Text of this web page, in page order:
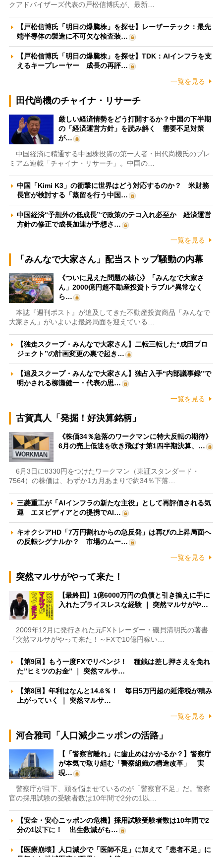
クアドバイザーズ代表の戸松信博氏が、最新…
【戸松信博氏「明日の爆騰株」を探せ】レーザーテック：最先
端半導体の製造に不可欠な検査装…
【戸松信博氏「明日の爆騰株」を探せ】TDK：AIインフラを支
えるキープレーヤー 成長の再評…
一覧を見る
田代尚機のチャイナ・リサーチ
厳しい経済情勢をどう打開するか？中国の下半期
の「経済運営方針」を読み解く 需要不足対策
が…
中国経済に精通する中国株投資の第一人者・田代尚機氏のプレ
ミアム連載「チャイナ・リサーチ」。中国の…
中国「Kimi K3」の衝撃に世界はどう対応するのか？ 米財務
長官が検討する「蒸留を行う中国…
中国経済“予想外の低成長”で政策のテコ入れ必至か 経済運営
方針の修正で成長加速が予想さ…
一覧を見る
「みんなで大家さん」配当ストップ騒動の内幕
《ついに見えた問題の核心》「みんなで大家さ
ん」2000億円超不動産投資トラブル“異常なく
ら…
本誌『週刊ポスト』が追及してきた不動産投資商品「みんなで
大家さん」がいよいよ最終局面を迎えている…
【独走スクープ・みんなで大家さん】二転三転した“成田プロ
ジェクト”の計画変更の裏で起き…
【追及スクープ・みんなで大家さん】独占入手“内部議事録”で
明かされる柳瀬健一・代表の思…
一覧を見る
古賀真人「発掘！好決算銘柄」
《株価34％急落のワークマンに特大反転の期待》
6月の売上低迷を吹き飛ばす第1四半期決算、…
6月3日に8330円をつけたワークマン（東証スタンダード・
7564）の株価は、わずか1カ月あまりで約34％下落…
三菱重工が「AIインフラの新たな主役」として再評価される気
運 エヌビディアとの提携でAI…
キオクシアHD「7万円割れからの急反発」は再びの上昇局面へ
の反転シグナルか？ 市場のムー…
一覧を見る
突然マルサがやって来た！
【最終回】1億6000万円の負債と引き換えに手に
入れたプライスレスな経験 ｜ 突然マルサがや…
2009年12月に発行された元FXトレーダー・磯貝清明氏の著書
『突然マルサがやって来た！～FXで10億円稼い…
【第9回】もう一度FXでリベンジ！ 種銭は差し押さえを免れ
た”ヒミツのお金” ｜ 突然マルサ…
【第8回】年利はなんと14.6％！ 毎日5万円超の延滞税が積み
上がっていく ｜ 突然マルサ…
一覧を見る
河合雅司「人口減少ニッポンの活路」
【「警察官離れ」に歯止めはかかるか？】警察庁
が本気で取り組む「警察組織の構造改革」 実
現…
警察庁が目下、頭を悩ませているのが「警察官不足」だ。警察
官の採用試験の受験者数は10年間で2分の1以…
【安全・安心ニッポンの危機】採用試験受験者数は10年間で2
分の1以下に！ 出生数減がも…
【医療崩壊】人口減少で「医師不足」に加えて「患者不足」に